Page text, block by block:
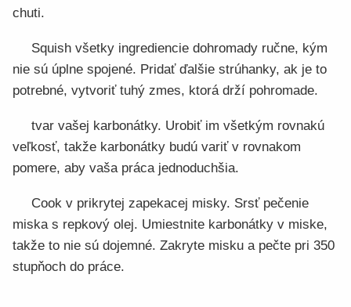
chuti.
Squish všetky ingrediencie dohromady ručne, kým
nie sú úplne spojené. Pridať ďalšie strúhanky, ak je to
potrebné, vytvoriť tuhý zmes, ktorá drží pohromade.
tvar vašej karbonátky. Urobiť im všetkým rovnakú
veľkosť, takže karbonátky budú variť v rovnakom
pomere, aby vaša práca jednoduchšia.
Cook v prikrytej zapekacej misky. Srsť pečenie
miska s repkový olej. Umiestnite karbonátky v miske,
takže to nie sú dojemné. Zakryte misku a pečte pri 350
stupňoch do práce.